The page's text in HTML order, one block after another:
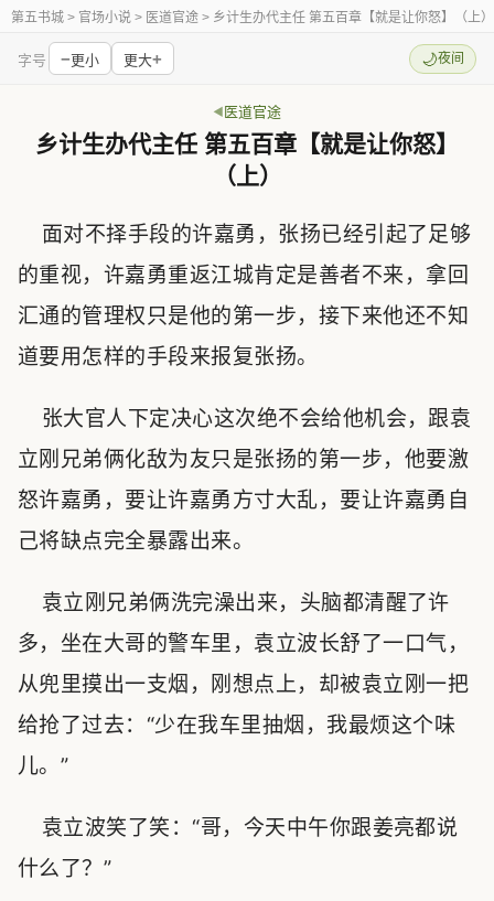
第五书城 > 官场小说 > 医道官途 > 乡计生办代主任 第五百章【就是让你怒】（上）
字号 −更小 更大+ 🌙夜间
医道官途
乡计生办代主任 第五百章【就是让你怒】
（上）
面对不择手段的许嘉勇，张扬已经引起了足够
的重视，许嘉勇重返江城肯定是善者不来，拿回
汇通的管理权只是他的第一步，接下来他还不知
道要用怎样的手段来报复张扬。
张大官人下定决心这次绝不会给他机会，跟袁
立刚兄弟俩化敌为友只是张扬的第一步，他要激
怒许嘉勇，要让许嘉勇方寸大乱，要让许嘉勇自
己将缺点完全暴露出来。
袁立刚兄弟俩洗完澡出来，头脑都清醒了许
多，坐在大哥的警车里，袁立波长舒了一口气，
从兜里摸出一支烟，刚想点上，却被袁立刚一把
给抢了过去：“少在我车里抽烟，我最烦这个味
儿。”
袁立波笑了笑：“哥，今天中午你跟姜亮都说
什么了？”